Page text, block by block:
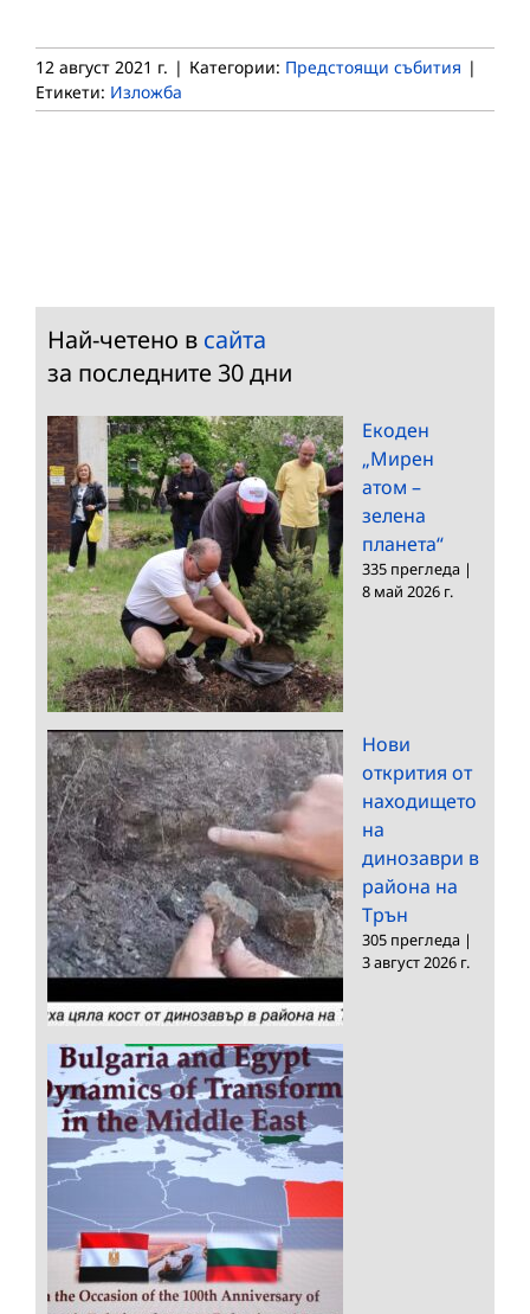
12 август 2021 г. | Категории: Предстоящи събития |
Етикети: Изложба
Най-четено в сайта
за последните 30 дни
Екоден
„Мирен
атом –
зелена
планета“
335 прегледа |
8 май 2026 г.
Нови
открития от
находището
на
динозаври в
района на
Трън
305 прегледа |
3 август 2026 г.